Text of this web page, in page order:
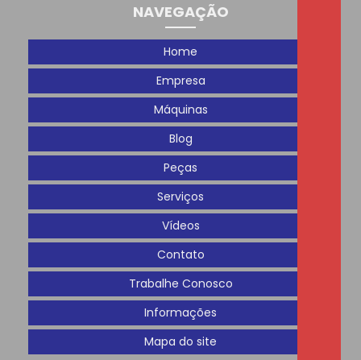
NAVEGAÇÃO
Home
Empresa
Máquinas
Blog
Peças
Serviços
Vídeos
Contato
Trabalhe Conosco
Informações
Mapa do site